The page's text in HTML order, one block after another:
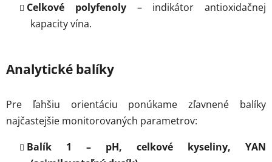
Celkové polyfenoly– indikátor antioxidačnej
kapacity vína.
Analytické balíky
Pre ľahšiu orientáciu ponúkame zľavnené balíky
najčastejšie monitorovaných parametrov:
Balík 1 – pH, celkové kyseliny, YAN